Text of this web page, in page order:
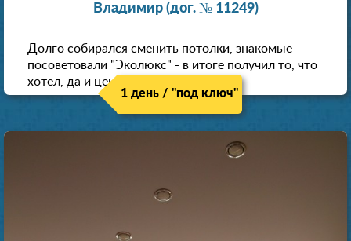
Владимир (дог. № 11249)
Долго собирался сменить потолки, знакомые
посоветовали "Эколюкс" - в итоге получил то, что
хотел, да и цена нормальная.
1 день / "под ключ"